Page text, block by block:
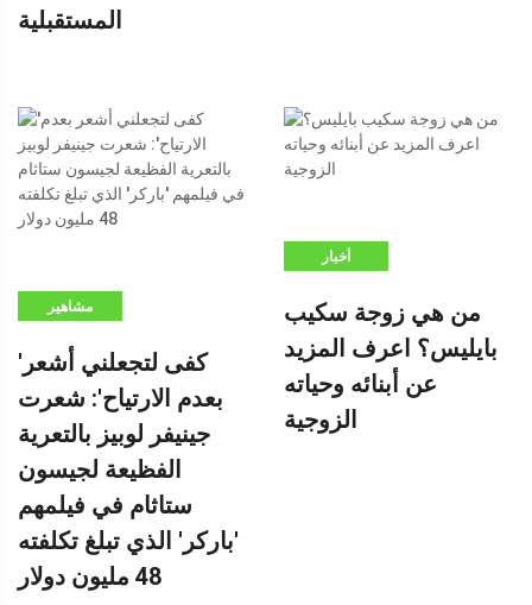
المستقبلية
مشاهير
'كفى لتجعلني أشعر
بعدم الارتياح': شعرت
جينيفر لوبيز بالتعرية
الفظيعة لجيسون
ستاثام في فيلمهم
'باركر' الذي تبلغ تكلفته
48 مليون دولار
أخبار
من هي زوجة سكيب
بايليس؟ اعرف المزيد
عن أبنائه وحياته
الزوجية